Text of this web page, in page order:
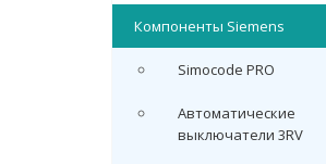
Компоненты Siemens
Simocode PRO
Автоматические
выключатели 3RV